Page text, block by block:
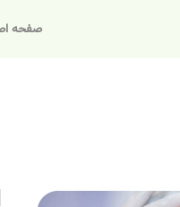
صفحه